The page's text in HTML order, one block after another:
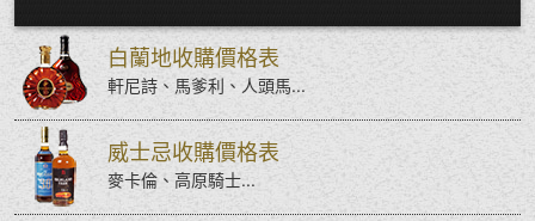
白蘭地收購價格表
軒尼詩、馬爹利、人頭馬...
威士忌收購價格表
麥卡倫、高原騎士...